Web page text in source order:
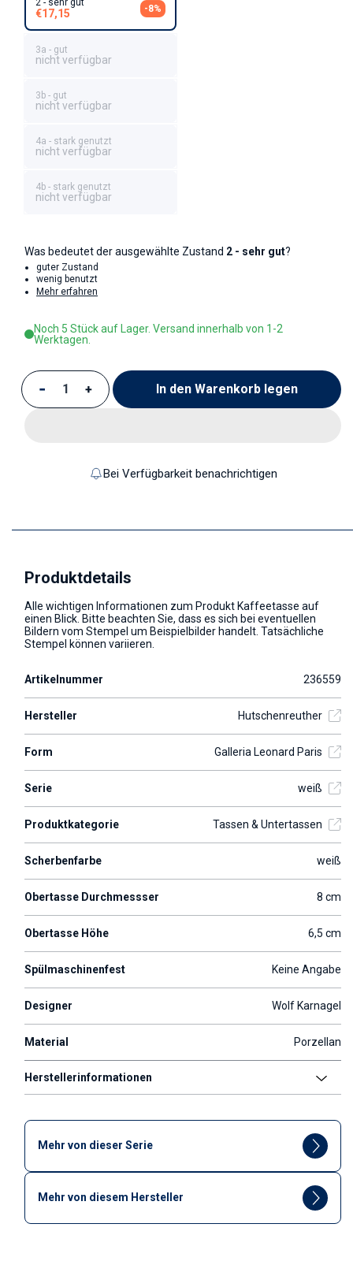
2 - sehr gut
€17,15 -8%
3a - gut
nicht verfügbar
3b - gut
nicht verfügbar
4a - stark genutzt
nicht verfügbar
4b - stark genutzt
nicht verfügbar
Was bedeutet der ausgewählte Zustand 2 - sehr gut?
guter Zustand
wenig benutzt
Mehr erfahren
Noch 5 Stück auf Lager. Versand innerhalb von 1-2
Werktagen.
Verringere die Menge für Kaffeetasse
Erhöhe die Menge für Kaffeetasse
In den Warenkorb legen
Bei Verfügbarkeit benachrichtigen
Produktdetails
Alle wichtigen Informationen zum Produkt Kaffeetasse auf
einen Blick. Bitte beachten Sie, dass es sich bei eventuellen
Bildern vom Stempel um Beispielbilder handelt. Tatsächliche
Stempel können variieren.
Artikelnummer 236559
Hersteller Hutschenreuther
Form Galleria Leonard Paris
Serie weiß
Produktkategorie Tassen & Untertassen
Scherbenfarbe weiß
Obertasse Durchmessser 8 cm
Obertasse Höhe 6,5 cm
Spülmaschinenfest Keine Angabe
Designer Wolf Karnagel
Material Porzellan
Herstellerinformationen
Mehr von dieser Serie
Mehr von diesem Hersteller